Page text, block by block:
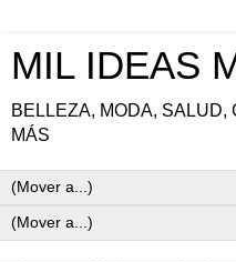
MIL IDEAS
BELLEZA, MODA, SALUD,
MÁS